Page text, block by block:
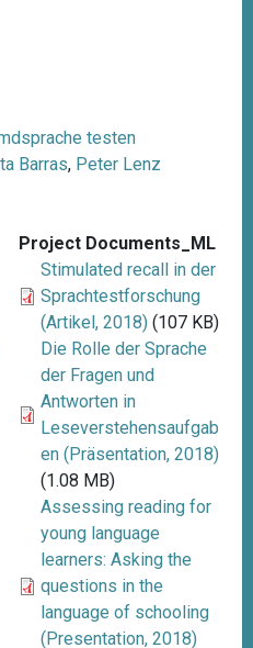
testen
Barras, Peter Lenz
Project Documents_ML
Stimulated recall in der
Sprachtestforschung
(Artikel, 2018) (107 KB)
Die Rolle der Sprache
der Fragen und
Antworten in
Leseverstehensaufgab
en (Präsentation, 2018)
(1.08 MB)
Assessing reading for
young language
learners: Asking the
questions in the
language of schooling
(Presentation, 2018)